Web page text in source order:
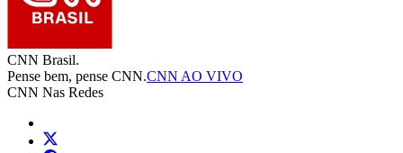
CNN Brasil.
Pense bem, pense CNN.CNN AO VIVO
CNN Nas Redes